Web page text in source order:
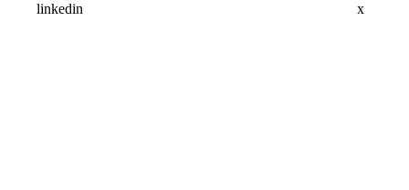
linkedin x